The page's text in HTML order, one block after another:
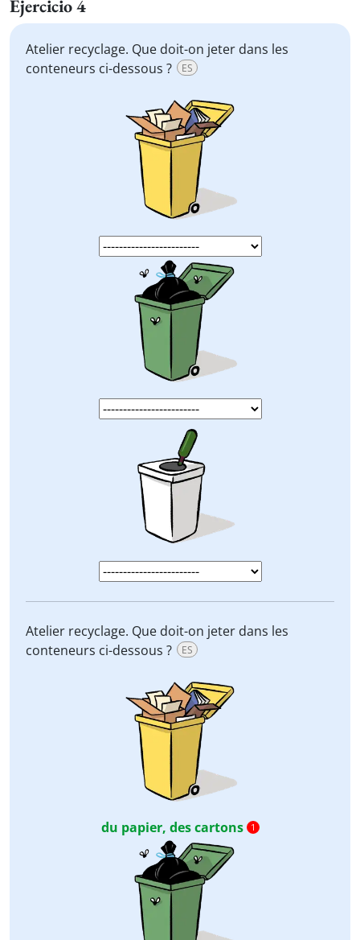
Ejercicio 4
Atelier recyclage. Que doit-on jeter dans les
conteneurs ci-dessous ?
ES
Atelier recyclage. Que doit-on jeter dans les
conteneurs ci-dessous ?
ES
du papier, des cartons 1